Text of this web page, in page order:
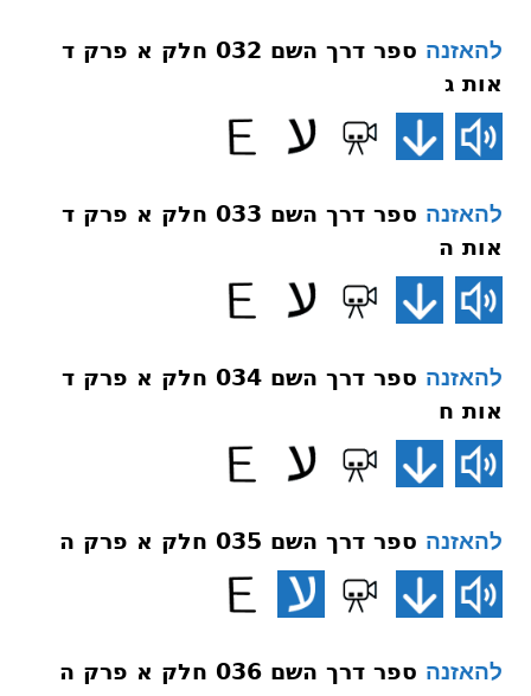
להאזנה
ספר דרך השם 032 חלק א פרק ד
אות ג
להאזנה
ספר דרך השם 033 חלק א פרק ד
אות ה
להאזנה
ספר דרך השם 034 חלק א פרק ד
אות ח
להאזנה ספר דרך השם 035 חלק א פרק ה
להאזנה ספר דרך השם 036 חלק א פרק ה